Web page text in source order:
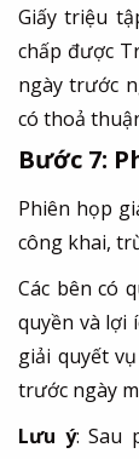
Giấy triệu
chấp được
ngày trước
có thoả
Bước 7:
Phiên họp
công khai,
Các bên có
quyền và lợi
giải quyết
trước ngày
Lưu ý: Sau